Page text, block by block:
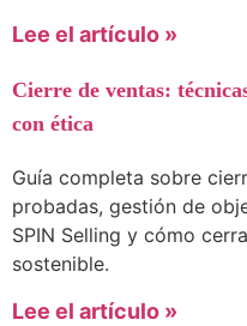
Lee el artículo »
Cierre de ventas:
con ética
Guía completa sobre
probadas, gestión de
SPIN Selling y cómo
sostenible.
Lee el artículo »